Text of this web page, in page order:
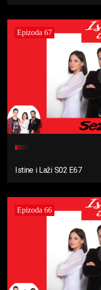
Epizoda 67
Istine i Laži S02 E67
Epizoda 66